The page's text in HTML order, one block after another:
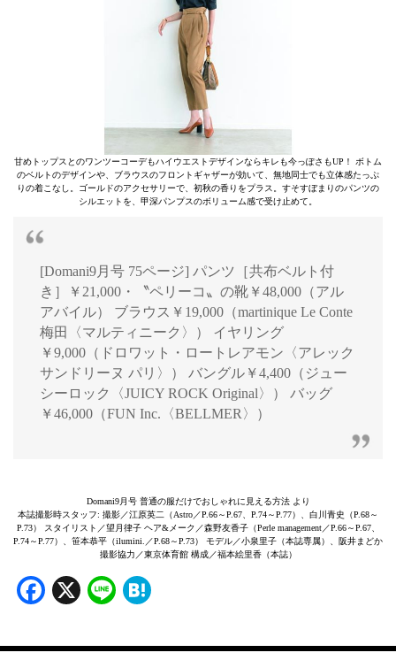
甘めトップスとのワンツーコーデもハイウエストデザインならキレも今っぽさもUP！ ボトム
のベルトのデザインや、ブラウスのフロントギャザーが効いて、無地同士でも立体感たっぷ
りの着こなし。ゴールドのアクセサリーで、初秋の香りをプラス。すそすぼまりのパンツの
シルエットを、甲深パンプスのボリューム感で受け止めて。
[Domani9月号 75ページ] パンツ［共布ベルト付
き］￥21,000・〝ペリーコ〟の靴￥48,000（アル
アバイル） ブラウス￥19,000（martinique Le Conte
梅田〈マルティニーク〉） イヤリング
￥9,000（ドロワット・ロートレアモン〈アレック
サンドリーヌ パリ〉） バングル￥4,400（ジュー
シーロック〈JUICY ROCK Original〉） バッグ
￥46,000（FUN Inc.〈BELLMER〉）
Domani9月号 普通の服だけでおしゃれに見える方法 より
本誌撮影時スタッフ: 撮影／江原英二（Astro／P.66～P.67、P.74～P.77）、白川青史（P.68～
P.73） スタイリスト／望月律子 ヘア&メーク／森野友香子（Perle management／P.66～P.67、
P.74～P.77）、笹本恭平（ilumini.／P.68～P.73） モデル／小泉里子（本誌専属）、阪井まどか
撮影協力／東京体育館 構成／福本絵里香（本誌）
Facebook
X Line